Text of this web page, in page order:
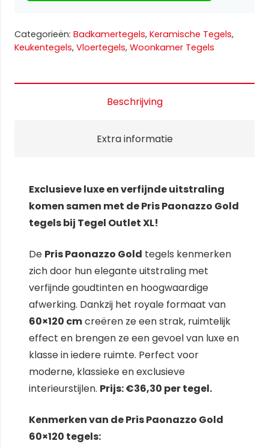
Categorieën: Badkamertegels, Keramische Tegels,
Keukentegels, Vloertegels, Woonkamer Tegels
Beschrijving
Extra informatie
Exclusieve luxe en verfijnde uitstraling
komen samen met de Pris Paonazzo Gold
tegels bij Tegel Outlet XL!
De Pris Paonazzo Gold tegels kenmerken
zich door hun elegante uitstraling met
verfijnde goudtinten en hoogwaardige
afwerking. Dankzij het royale formaat van
60×120 cmcreëren ze een strak, ruimtelijk
effect en brengen ze een gevoel van luxe en
klasse in iedere ruimte. Perfect voor
moderne, klassieke en exclusieve
interieurstijlen. Prijs: €36,30 per tegel.
Kenmerken van de Pris Paonazzo Gold
60×120 tegels: